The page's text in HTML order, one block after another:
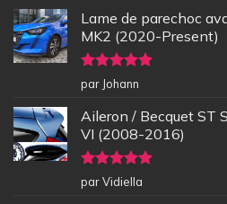
Lame de parechoc
MK2 (2020-Present)
Note5sur
5
par Johann
Aileron / Becquet ST
VI (2008-2016)
Note5sur
5
par Vidiella